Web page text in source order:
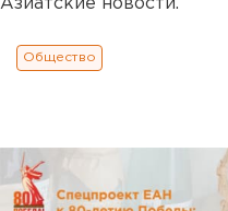
Азиатские новости.
Общество